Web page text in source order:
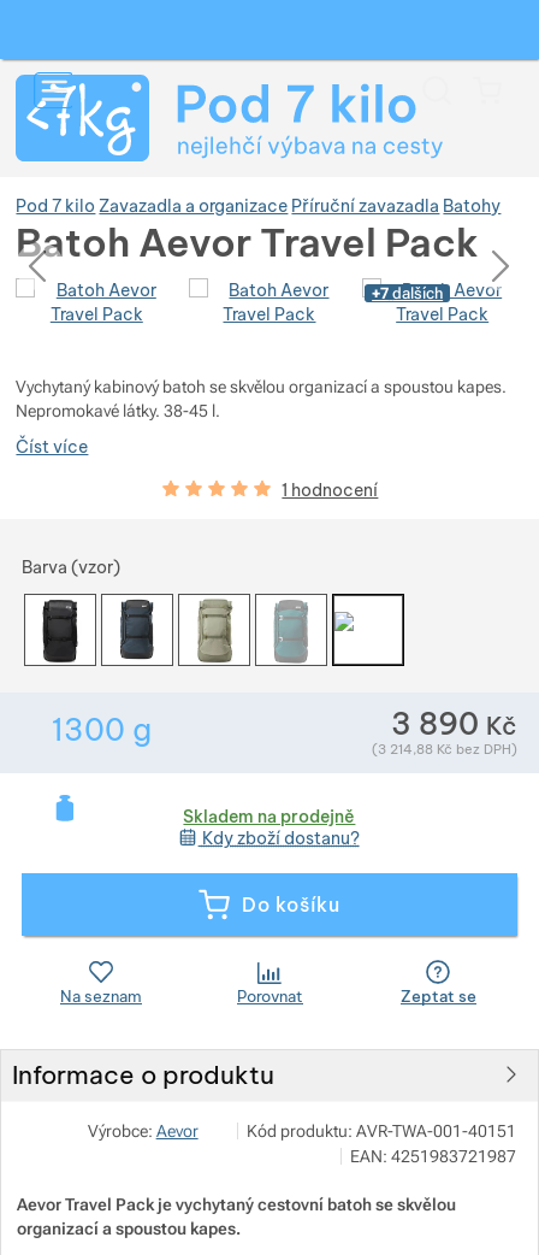
Pod 7 kilo Zavazadla a organizace Příruční zavazadla Batohy
Batoh Aevor Travel Pack
Fotografie
předchozí
následující
Fotografie +7 dalších
Vychytaný kabinový batoh se skvělou organizací a spoustou kapes.
Nepromokavé látky. 38-45 l.
Číst více
Hodnocení zákazníků
100% 1 hodnocení
Vyberte variantu
Barva (vzor)
1300 g Hmotnost v gramech. Téměř všechno
3 890 Kč
(3 214,88 Kč bez DPH)
Skladem na prodejně
Kdy zboží dostanu?
Do košíku
Na seznam Porovnat Zeptat se
Informace o produktu
Výrobce: Aevor Zobrazit více
Mc.SUP s. r. o.
Severní 274 252 25 Jinočany
mcsup@mcsup.cz
Kód produktu: AVR-TWA-001-40151
EAN: 4251983721987
Aevor Travel Pack je vychytaný cestovní batoh se skvělou
organizací a spoustou kapes.
Zobrazit více
Zobrazit více
Zobrazit více
Zobrazit více
Zobrazit více
Zobrazit více
Zobrazit více
Zobrazit více
Zobrazit více
Zobrazit více
Zobrazit více
Zobrazit více
Zobrazit více
Zobrazit více
Zobrazit více
Zobrazit více